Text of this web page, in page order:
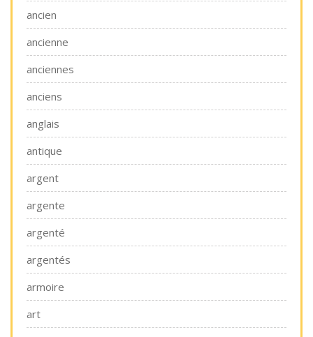
ancien
ancienne
anciennes
anciens
anglais
antique
argent
argente
argenté
argentés
armoire
art